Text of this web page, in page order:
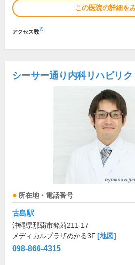
この医院の詳細を
アクセス数※
シーサー通り内科リハビリク
所在地・電話番号
古島駅
沖縄県那覇市銘苅211-17
メディカルプラザめかる3F [地図]
098-866-4315